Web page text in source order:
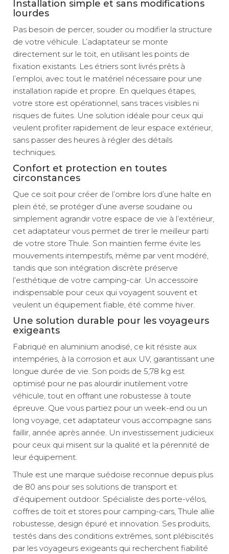
Installation simple et sans modifications
lourdes
Pas besoin de percer, souder ou modifier la structure
de votre véhicule. L’adaptateur se monte
directement sur le toit, en utilisant les points de
fixation existants. Les étriers sont livrés prêts à
l’emploi, avec tout le matériel nécessaire pour une
installation rapide et propre. En quelques étapes,
votre store est opérationnel, sans traces visibles ni
risques de fuites. Une solution idéale pour ceux qui
veulent profiter rapidement de leur espace extérieur,
sans passer des heures à régler des détails
techniques.
Confort et protection en toutes
circonstances
Que ce soit pour créer de l’ombre lors d’une halte en
plein été, se protéger d’une averse soudaine ou
simplement agrandir votre espace de vie à l’extérieur,
cet adaptateur vous permet de tirer le meilleur parti
de votre store Thule. Son maintien ferme évite les
mouvements intempestifs, même par vent modéré,
tandis que son intégration discrète préserve
l’esthétique de votre camping-car. Un accessoire
indispensable pour ceux qui voyagent souvent et
veulent un équipement fiable, été comme hiver.
Une solution durable pour les voyageurs
exigeants
Fabriqué en aluminium anodisé, ce kit résiste aux
intempéries, à la corrosion et aux UV, garantissant une
longue durée de vie. Son poids de 5,78 kg est
optimisé pour ne pas alourdir inutilement votre
véhicule, tout en offrant une robustesse à toute
épreuve. Que vous partiez pour un week-end ou un
long voyage, cet adaptateur vous accompagne sans
faillir, année après année. Un investissement judicieux
pour ceux qui misent sur la qualité et la pérennité de
leur équipement.
Thule est une marque suédoise reconnue depuis plus
de 80 ans pour ses solutions de transport et
d’équipement outdoor. Spécialiste des porte-vélos,
coffres de toit et stores pour camping-cars, Thule allie
robustesse, design épuré et innovation. Ses produits,
testés dans des conditions extrêmes, sont plébiscités
par les voyageurs exigeants qui recherchent fiabilité